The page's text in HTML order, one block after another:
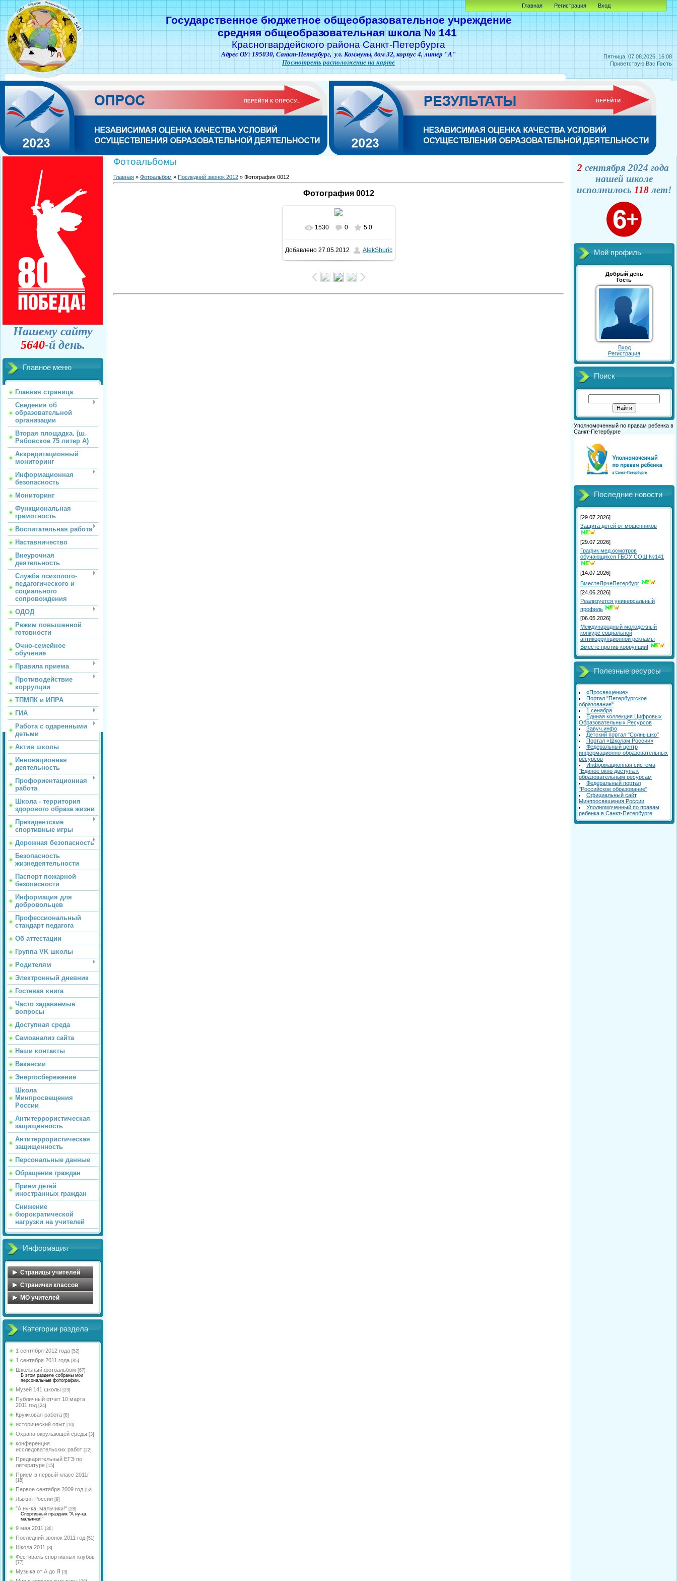
Пятница, 07.08.2026, 16:08
Приветствую Вас Гость
Государственное бюджетное общеобразовательное учреждение
средняя общеобразовательная школа № 141
Красногвардейского района Санкт-Петербурга
Адрес ОУ: 195030, Санкт-Петербург, ул. Коммуны, дом 32, корпус 4, литер "А"
Посмотреть расположение на карте
Главная Регистрация Вход
Нашему сайту
5640-й день.
Главное меню
Главная страница
Сведения об
образовательной
организации
Вторая площадка. (ш.
Рябовское 75 литер А)
Аккредитационный
мониторинг
Информационная
безопасность
Мониторинг
Функциональная
грамотность
Воспитательная работа
Наставничество
Внеурочная
деятельность
Служба психолого-
педагогического и
социального
сопровождения
ОДОД
Режим повышенной
готовности
Очно-семейное
обучение
Правила приема
Противодействие
коррупции
ТПМПК и ИПРА
ГИА
Работа с одаренными
детьми
Актив школы
Инновационная
деятельность
Профориентационная
работа
Школа - территория
здорового образа жизни
Президентские
спортивные игры
Дорожная безопасность
Безопасность
жизнедеятельности
Паспорт пожарной
безопасности
Информация для
добровольцев
Профессиональный
стандарт педагога
Об аттестации
Группа VK школы
Родителям
Электронный дневник
Гостевая книга
Часто задаваемые
вопросы
Доступная среда
Самоанализ сайта
Наши контакты
Вакансии
Энергосбережение
Школа
Минпросвещения
России
Антитеррористическая
защищенность
Антитеррористическая
защищенность
Персональные данные
Обращение граждан
Прием детей
иностранных граждан
Снижение
бюрократической
нагрузки на учителей
Информация
Страницы учителей
Обухова Н.В.
Майорова О.А.
Цветкова Ю.В.
Федорова Ю.А.
Миловидова Е.В.
Долгова Л.И.
Рябцева М.Л.
Цветкова А.Н.
Шишкина А.С.
Боровик А.Р.
Сенюшкина Л.А.
<
Хижняк Е.И.
Косова Л.А.
Рус.яз и лит-ра
Романова Н.В.
Губарева Р.В.
Чистякова B.Y.
Косова К.П.
Новик Д.В.
Миронова Е.Ю.
Святенко А.В.
Странички классов
Косова Л.А.
Сенюшкина Л.А.
Яковлева А.А.
Кульчицкая Н.Б.
Федорова Ю.А.
Обухова Н.В.
Кобикова Н.Э.
<
Голосенко С.С.
Цветкова Ю.В.
Цветкова А.Н.
Сухинина З.И.
Шрейбер И.А.
Николаева О.В.
MO учителей
классов
МО математического
цикла
МО учителей русского
МО учителей
естественно-научного
цикла
МО учителей социально-
гуманитарного и
эстетического цикла
МО учителей английского
языка
МО классных
руководителей
Категории раздела
1 сентября 2012 года [52]
1 сентября 2011 года [85]
Школьный фотоальбом [67]
В этом разделе собраны мои
персональные фотографии.
Музей 141 школы [23]
Публичный отчет 10 марта
2011 год [24]
Кружковая работа [8]
исторический опыт [10]
Охрана окружающей среды [3]
конференция
исследовательских работ [22]
Предварительный ЕГЭ по
литературе [15]
Прием в первый класс 2011г
[18]
Первое сентября 2009 год [52]
Лыжня России [9]
"А ну-ка, мальчики!" [28]
Спортивный праздник "А ну-ка,
мальчики!"
9 мая 2011 [36]
Последний звонок 2011 год [51]
Школа 2011 [8]
Фестиваль спортивных клубов
[77]
Музыка от А до Я [3]
Фотоальбомы
Главная » Фотоальбом » Последний звонок 2012 » Фотография 0012
Фотография 0012
1530 0 5.0
Добавлено27.05.2012 AlekShuric
2 сентября 2024 года
нашей школе
исполнилось 118лет!
Мой профиль
Добрый день
Гость
Вход
Регистрация
Поиск
Уполномоченный по правам ребенка в
Санкт-Петербурге
Последние новости
[29.07.2026]
Защита детей от мошенников
[29.07.2026]
График мед.осмотров
обучающихся ГБОУ СОШ №141
[14.07.2026]
ВместеЯрчеПетербург
[24.06.2026]
Реализуется универсальный
профиль
[06.05.2026]
Международный молодежный
конкурс социальной
антикоррупционной рекламы
Вместе против коррупции!
Полезные ресурсы
«Просвещение»
Портал "Петербургское
образование"
1 сенября
Единая коллекция Цифровых
Образовательных Ресурсов
Завуч.инфо
Детский портал "Солнышко"
Портал «Школам России»
Федеральный центр
информационно-образовательных
ресурсов
Информационная система
"Единое окно доступа к
образовательным ресурсам
Федеральный портал
"Российское образование"
Официальный сайт
Минпросвещения России
Уполномоченный по правам
ребенка в Санкт-Петербурге